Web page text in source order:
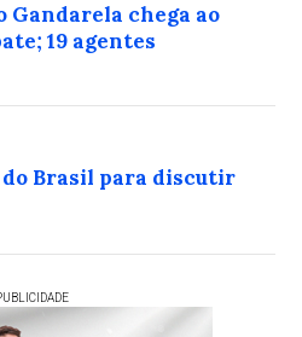
Gandarela chega ao
19 agentes
Brasil para discutir